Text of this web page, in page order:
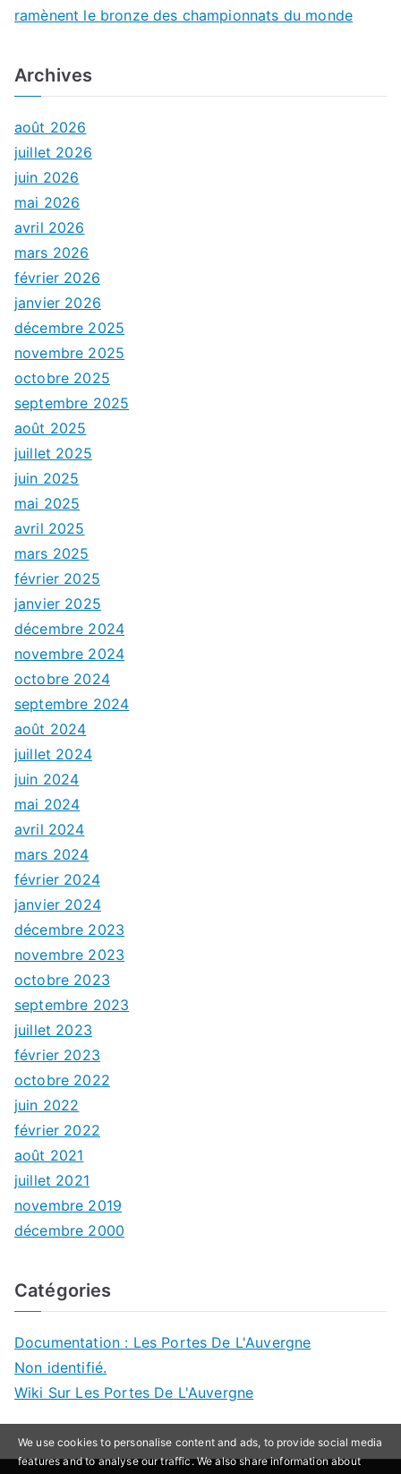
ramènent le bronze des championnats du monde
Archives
août 2026
juillet 2026
juin 2026
mai 2026
avril 2026
mars 2026
février 2026
janvier 2026
décembre 2025
novembre 2025
octobre 2025
septembre 2025
août 2025
juillet 2025
juin 2025
mai 2025
avril 2025
mars 2025
février 2025
janvier 2025
décembre 2024
novembre 2024
octobre 2024
septembre 2024
août 2024
juillet 2024
juin 2024
mai 2024
avril 2024
mars 2024
février 2024
janvier 2024
décembre 2023
novembre 2023
octobre 2023
septembre 2023
juillet 2023
février 2023
octobre 2022
juin 2022
février 2022
août 2021
juillet 2021
novembre 2019
décembre 2000
Catégories
Documentation : Les Portes De L'Auvergne
Non identifié.
Wiki Sur Les Portes De L'Auvergne
We use cookies to personalise content and ads, to provide social media
features and to analyse our traffic. We also share information about